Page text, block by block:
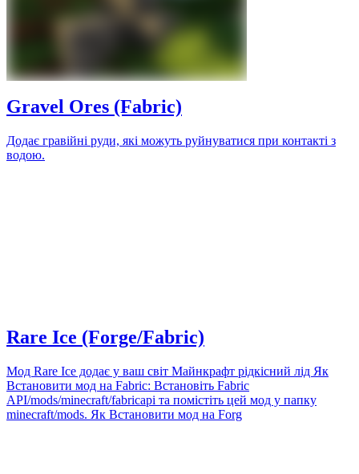
Gravel Ores (Fabric)
Додає гравійні руди, які можуть руйнуватися при контакті з
водою.
Rare Ice (Forge/Fabric)
Мод Rare Ice додає у ваш світ Майнкрафт рідкісний лід Як
Встановити мод на Fabric: Встановіть Fabric
API/mods/minecraft/fabricapi та помістіть цей мод у папку
minecraft/mods. Як Встановити мод на Forg